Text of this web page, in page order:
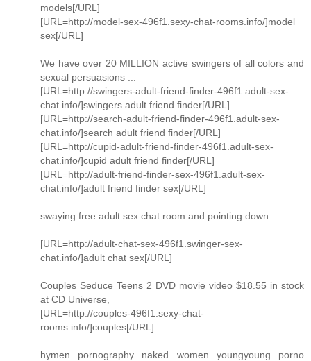
models[/URL]
[URL=http://model-sex-496f1.sexy-chat-rooms.info/]model
sex[/URL]
We have over 20 MILLION active swingers of all colors and
sexual persuasions ...
[URL=http://swingers-adult-friend-finder-496f1.adult-sex-
chat.info/]swingers adult friend finder[/URL]
[URL=http://search-adult-friend-finder-496f1.adult-sex-
chat.info/]search adult friend finder[/URL]
[URL=http://cupid-adult-friend-finder-496f1.adult-sex-
chat.info/]cupid adult friend finder[/URL]
[URL=http://adult-friend-finder-sex-496f1.adult-sex-
chat.info/]adult friend finder sex[/URL]
swaying free adult sex chat room and pointing down
[URL=http://adult-chat-sex-496f1.swinger-sex-
chat.info/]adult chat sex[/URL]
Couples Seduce Teens 2 DVD movie video $18.55 in stock
at CD Universe,
[URL=http://couples-496f1.sexy-chat-
rooms.info/]couples[/URL]
hymen pornography naked women youngyoung porno